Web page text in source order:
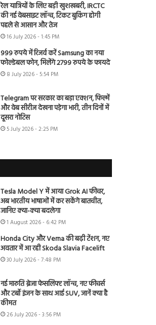
रेल यात्रियों के लिए बड़ी खुशखबरी, IRCTC
की नई वेबसाइट लॉन्च, टिकट बुकिंग होगी
पहले से आसान और तेज
16 July 2026 - 1:45 PM
999 रुपये में रिजर्व करें Samsung का नया
फोल्डेबल फोन, मिलेंगे 2799 रुपये के फायदे
8 July 2026 - 5:54 PM
Telegram पर सरकार का बड़ा एक्शन, फिल्में
और वेब सीरीज देखना पड़ेगा भारी, तीन दिनों में
दूसरा नोटिस
5 July 2026 - 2:25 PM
Tesla Model Y में आया Grok AI फीचर,
अब भारतीय भाषाओं में कर सकेंगे बातचीत,
जानिए क्या-क्या बदलेगा
1 August 2026 - 6:42 PM
Honda City और Verna की बढ़ी टेंशन, नए
अवतार में आ रही Skoda Slavia Facelift
30 July 2026 - 7:48 PM
नई मारुति ब्रेजा फेसलिफ्ट लॉन्च, नए फीचर्स
और टर्बो इंजन के साथ आई SUV, जानें क्या है
कीमत
26 July 2026 - 3:56 PM